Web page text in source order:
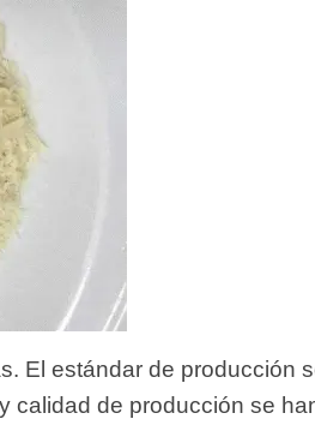
El estándar de producción
calidad de producción se